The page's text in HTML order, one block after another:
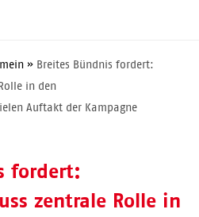
» Breites Bündnis fordert:
in den
Auftakt der Kampagne
fordert:
zentrale Rolle in